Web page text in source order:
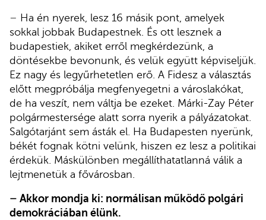
– Ha én nyerek, lesz 16 másik pont, amelyek
sokkal jobbak Budapestnek. És ott lesznek a
budapestiek, akiket erről megkérdezünk, a
döntésekbe bevonunk, és velük együtt képviseljük.
Ez nagy és legyűrhetetlen erő. A Fidesz a választás
előtt megpróbálja megfenyegetni a városlakókat,
de ha veszít, nem váltja be ezeket. Márki-Zay Péter
polgármestersége alatt sorra nyerik a pályázatokat.
Salgótarjánt sem ásták el. Ha Budapesten nyerünk,
békét fognak kötni velünk, hiszen ez lesz a politikai
érdekük. Máskülönben megállíthatatlanná válik a
lejtmenetük a fővárosban.
– Akkor mondja ki: normálisan működő polgári
demokráciában élünk.